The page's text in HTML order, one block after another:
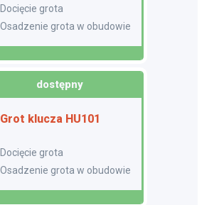
Docięcie grota
Osadzenie grota w obudowie
dostępny
Grot klucza HU101
Docięcie grota
Osadzenie grota w obudowie